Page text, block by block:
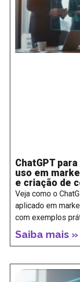
ChatGPT
uso em
aplicado em
com exemplos